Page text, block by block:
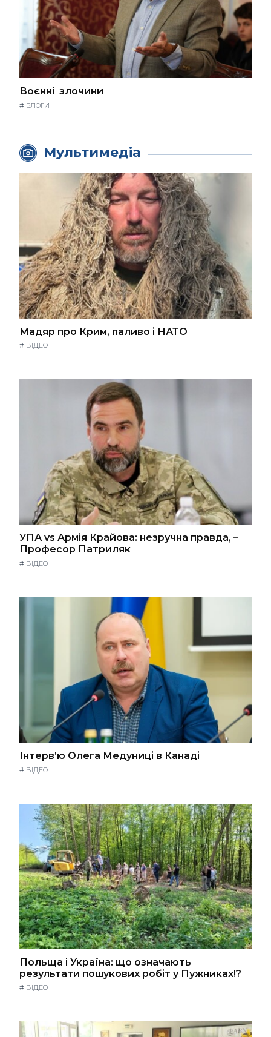
Воєнні злочини
# БЛОГИ
Мультимедіа
Мадяр про Крим, паливо і НАТО
# ВІДЕО
УПА vs Армія Крайова: незручна правда, –
Професор Патриляк
# ВІДЕО
Інтерв’ю Олега Медуниці в Канаді
# ВІДЕО
Польща і Україна: що означають
результати пошукових робіт у Пужниках!?
# ВІДЕО